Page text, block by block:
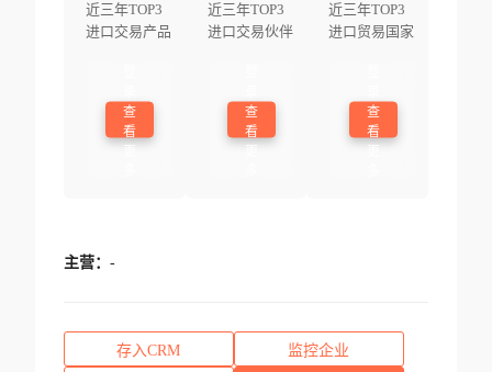
近三年TOP3
进口交易产品
查
看
近三年TOP3
进口交易伙伴
查
看
近三年TOP3
进口贸易国家
查
看
主营： -
存入CRM 监控企业